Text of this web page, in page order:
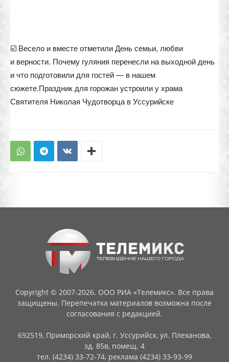
☑️ Весело и вместе отметили День семьи, любви
и верности. Почему гуляния перенесли на выходной день
и что подготовили для гостей — в нашем
сюжете.Праздник для горожан устроили у храма
Святителя Николая Чудотворца в Уссурийске
Copyright © 2007-2026. ООО РИА «Телемикс». Все права
защищены. Перепечатка материалов возможна после
согласования с редакцией.
692519, Приморский край, г. Уссурийск, ул. Плеханова,
зд. 85в, помещ. 4
тел. (4234) 33-72-74, реклама (4234) 33-93-99